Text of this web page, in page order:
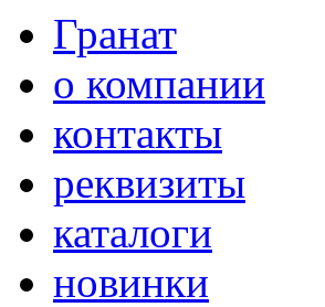
Гранат
о компании
контакты
реквизиты
каталоги
новинки